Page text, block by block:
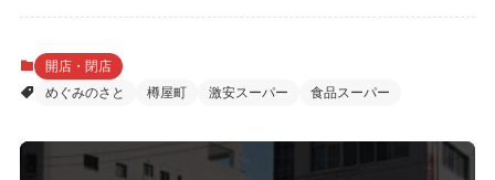
開店・閉店
めぐみのさと
樽屋町 激安スーパー 食品スーパー